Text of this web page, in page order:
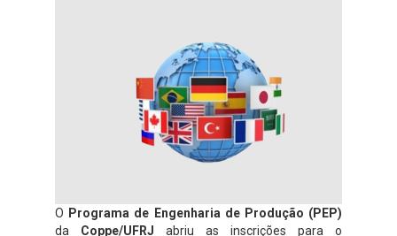
O Programa de Engenharia de Produção (PEP)
da Coppe/UFRJ abriu as inscrições para o